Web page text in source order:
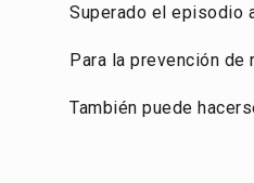
Superado el episodio
Para la prevención
También puede